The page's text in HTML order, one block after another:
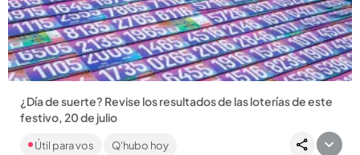
Compartir Noticia
¿Día de suerte? Revise los resultados de las loterías de este
festivo, 20 de julio
Si bien las loterías principales no jugaron este lunes, el Baloto,
la Revancha y los chances regionales sortearon una buena...
Útil para vos Q'hubo hoy